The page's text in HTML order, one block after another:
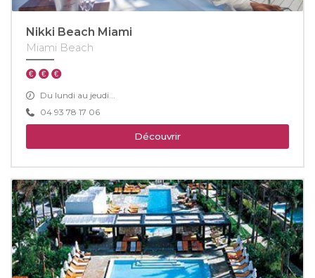
Nikki Beach Miami
Miami Beach
Du lundi au jeudi...
04 93 78 17 06
Découvrir